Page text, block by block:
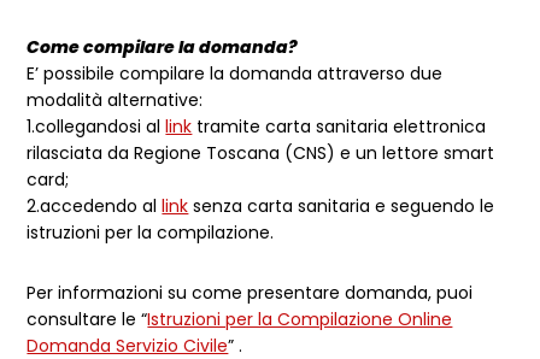
Come compilare la domanda?
E’ possibile compilare la domanda attraverso due
modalità alternative:
1.collegandosi allink tramite carta sanitaria elettronica
rilasciata da Regione Toscana (CNS) e un lettore smart
card;
2.accedendo allink senza carta sanitaria e seguendo le
istruzioni per la compilazione.
Per informazioni su come presentare domanda, puoi
consultare le “Istruzioni per la Compilazione Online
Domanda Servizio Civile” .